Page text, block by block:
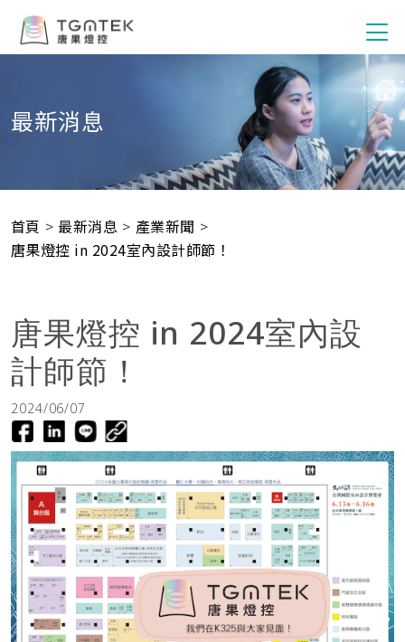
最新消息
首頁 > 最新消息 > 產業新聞 >
唐果燈控 in 2024室內設計師節！
唐果燈控 in 2024室內設
計師節！
2024/06/07